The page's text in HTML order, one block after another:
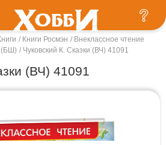
Книги Росмэн
Внеклассное чтение
(БШ)
Чуковский К. Сказки (ВЧ) 41091
(ВЧ) 41091